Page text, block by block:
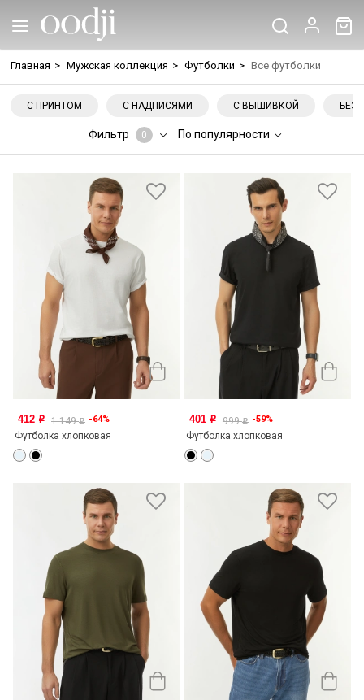
Главная > Мужская коллекция > Футболки > Все футболки
С ПРИНТОМ С НАДПИСЯМИ С ВЫШИВКОЙ БЕЗ
Фильтр 0 По популярности
412 o 1 149o -64%
Футболка хлопковая
401 o 999o -59%
Футболка хлопковая